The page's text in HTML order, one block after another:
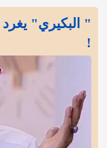
" البكيري" يغرد
!